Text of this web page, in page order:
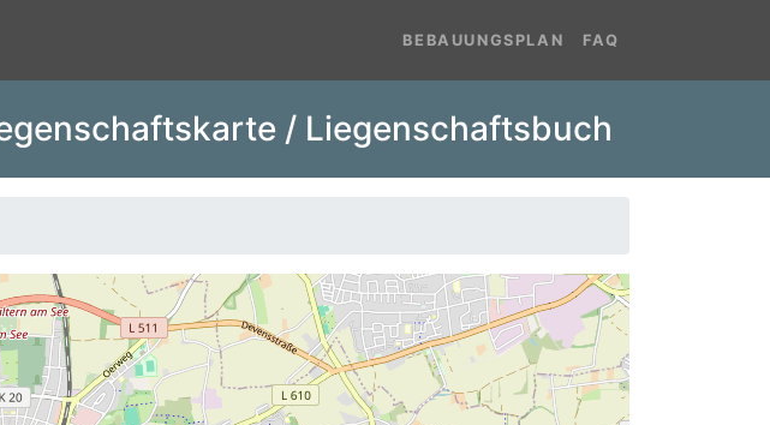
BEBAUUNGSPLAN FAQ
/ Liegenschaftsbuch